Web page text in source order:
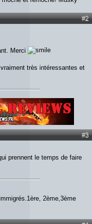
#2
Merci
très intéressantes et
#3
prennent le temps de faire
2ème,3ème